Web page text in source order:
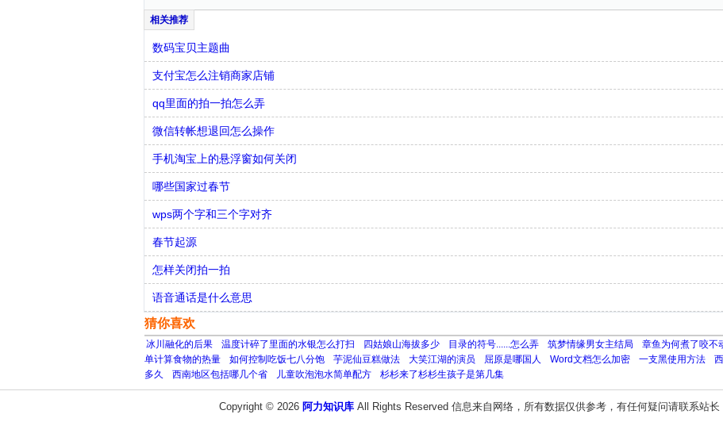
数码宝贝主题曲
支付宝怎么注销商家店铺
qq里面的拍一拍怎么弄
微信转帐想退回怎么操作
手机淘宝上的悬浮窗如何关闭
哪些国家过春节
wps两个字和三个字对齐
春节起源
怎样关闭拍一拍
语音通话是什么意思
猜你喜欢
冰川融化的后果 温度计碎了里面的水银怎么打扫 四姑娘山海拔多少 目录的符号......怎么弄 筑梦情缘男女主结局 章鱼为何煮了咬不
单计算食物的热量
如何控制吃饭七八分饱 芋泥仙豆糕做法 大笑江湖的演员 屈原是哪国人 Word文档怎么加密 一支黑使用方法
多久
西南地区包括哪几个省 儿童吹泡泡水简单配方 杉杉来了杉杉生孩子是第几集
Copyright © 2026 阿力知识库All Rights Reserved 信息来自网络，所有数据仅供参考，有任何疑问请联系站长